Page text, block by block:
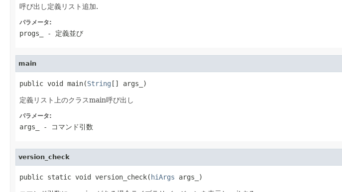
呼び出し定義リスト追加.
パラメータ:
progs_ - 定義並び
main
public void main(String [] args_)
定義リスト上のクラスmain呼び出し
パラメータ:
args_ - コマンド引数
version_check
public static void version_check(hiArgs args_)